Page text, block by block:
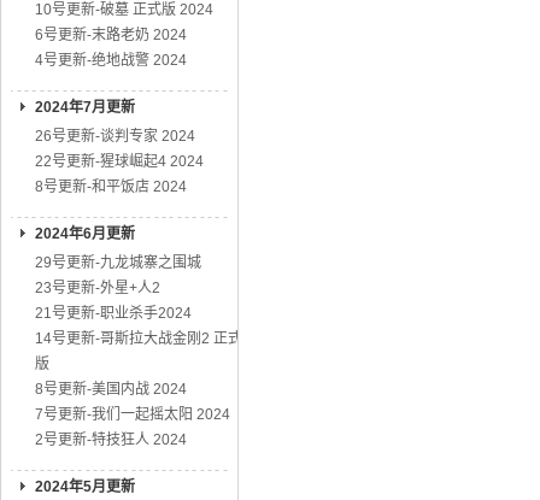
10号更新-破墓 正式版 2024
6号更新-末路老奶 2024
4号更新-绝地战警 2024
2024年7月更新
26号更新-谈判专家 2024
22号更新-猩球崛起4 2024
8号更新-和平饭店 2024
2024年6月更新
29号更新-九龙城寨之围城
23号更新-外星+人2
21号更新-职业杀手2024
14号更新-哥斯拉大战金刚2 正式
版
8号更新-美国内战 2024
7号更新-我们一起摇太阳 2024
2号更新-特技狂人 2024
2024年5月更新